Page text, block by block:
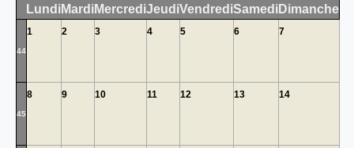
LundiMardiMercrediJeudiVendrediSamediDimanche
44
1 2 3 4 5 6 7
45
8 9 10 11 12 13 14